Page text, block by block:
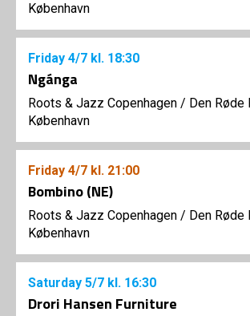
København
Friday 4/7 kl. 18:30
Ngánga
Roots & Jazz Copenhagen / Den Røde
København
Friday 4/7 kl. 21:00
Bombino (NE)
Roots & Jazz Copenhagen / Den Røde
København
Saturday 5/7 kl. 16:30
Drori Hansen Furniture